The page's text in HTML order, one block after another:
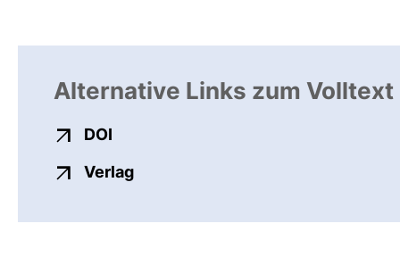
Alternative Links zum Volltext
DOI
Verlagexterner Link, öffnet neues